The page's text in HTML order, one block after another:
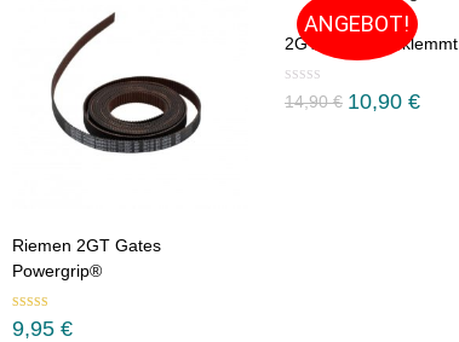
Riemen 2GT Gates
Powergrip®
Bewertet mit
5.00von 5
9,95 €
ANGEBOT!
2GT Pulleys geklemmt
14,90€ 10,90 €